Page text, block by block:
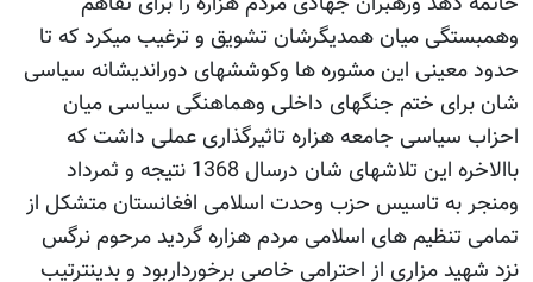
وهمبستگی میان همدیگرشان تشویق و ترغیب میکرد که تا
حدود معینی این مشوره ها وکوششهای دوراندیشانه سیاسی
شان برای ختم جنگهای داخلی وهماهنگی سیاسی میان
احزاب سیاسی جامعه هزاره تاثیرگذاری عملی داشت که
باالاخره این تلاشهای شان درسال 1368 نتیجه و ثمرداد
ومنجر به تاسیس حزب وحدت اسلامی افغانستان متشکل از
تمامی تنظیم های اسلامی مردم هزاره گردید مرحوم نرگس
نزد شهید مزاری از احترامی خاصی برخورداربود و بدینترتیب